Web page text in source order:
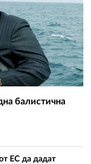
балистична
ЕС да дадат